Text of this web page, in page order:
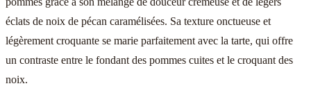
éclats de noix de pécan caramélisées. Sa texture onctueuse et
légèrement croquante se marie parfaitement avec la tarte, qui offre
un contraste entre le fondant des pommes cuites et le croquant des
noix.